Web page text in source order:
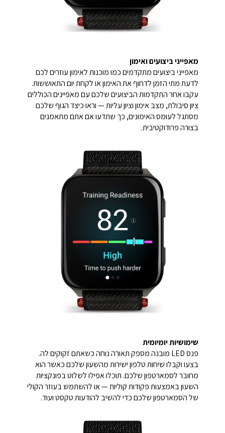
מאפייני ביצועים ואימון
מאפייני ביצועים מתקדמים כמו מוכנות לאימון עוזרים לכם
לדעת מתי הזמן לדחוף את האימון או לקחת יום התאוששות.
עקבו אחר התקדמות הביצועים שלכם עם מאפיינים הכוללים
ציון סיבולת, מצב אימון וציון עליות — וראו כיצד הגוף שלכם
מסתגל לעומס האימונים, כך שתדעו אם אתם מתאמנים
בצורה פרודוקטיבית.
שימושיות יומיומית
פנס LED מובנה מספק תאורה נוחה כשאתם זקוקים לה.
בצעו וקבלו שיחות טלפון ישירות מהשעון שלכם כאשר הוא
מחובר לסמארטפון שלכם. תוכלו אפילו לשלוט בפונקציות
השעון באמצעות פקודות קוליות — או להשתמש בעוזר הקולי
של הסמארטפון שלכם כדי להשיב להודעות טקסט ועוד.